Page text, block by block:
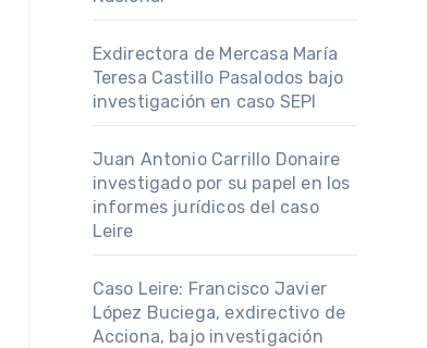
Exdirectora de Mercasa María
Teresa Castillo Pasalodos bajo
investigación en caso SEPI
Juan Antonio Carrillo Donaire
investigado por su papel en los
informes jurídicos del caso
Leire
Caso Leire: Francisco Javier
López Buciega, exdirectivo de
Acciona, bajo investigación